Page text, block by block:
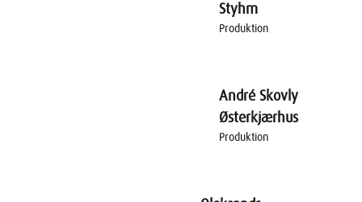
Styhm
Produktion
André Skovly
Østerkjærhus
Produktion